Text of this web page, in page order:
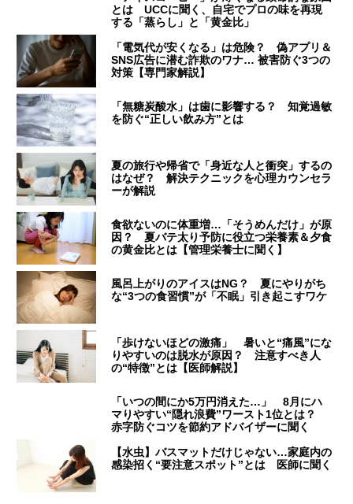
とは UCCに聞く、自宅でプロの味を再現
する「蒸らし」と「黄金比」
「電気代が安くなる」は危険？ 偽アプリ＆
SNS広告に潜む詐欺のワナ… 被害防ぐ3つの
対策【専門家解説】
「無糖炭酸水」は歯に影響する？ 知覚過敏
を防ぐ“正しい飲み方”とは
夏の旅行や帰省で「身近な人と衝突」するの
はなぜ？ 解決テクニックを心理カウンセラ
ーが解説
食欲ないのに体重増…「そうめんだけ」が原
因？ 夏バテ太り予防に役立つ栄養素＆夕食
の黄金比とは【管理栄養士に聞く】
風呂上がりのアイスはNG？ 夏にやりがち
な“3つの食習慣”が「不眠」引き起こすワケ
「歩けないほどの激痛」 暑いと“痛風”にな
りやすいのは脱水が原因？ 注意すべき人
の“特徴”とは【医師解説】
「いつの間にか5万円消えた…」 8月にハ
マりやすい“隠れ浪費”ワースト1位とは？
赤字防ぐコツを節約アドバイザーに聞く
【水虫】バスマットだけじゃない…家庭内の
感染招く“要注意スポット”とは 医師に聞く